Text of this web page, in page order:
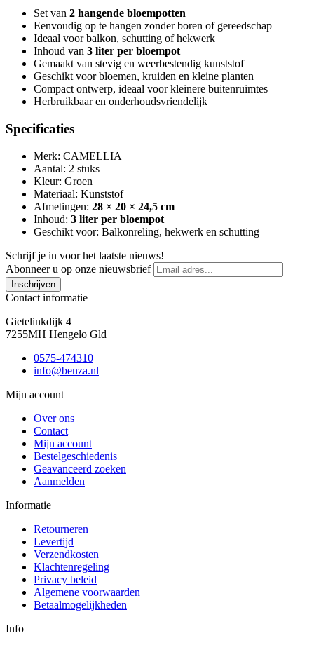
Set van 2 hangende bloempotten
Eenvoudig op te hangen zonder boren of gereedschap
Ideaal voor balkon, schutting of hekwerk
Inhoud van 3 liter per bloempot
Gemaakt van stevig en weerbestendig kunststof
Geschikt voor bloemen, kruiden en kleine planten
Compact ontwerp, ideaal voor kleinere buitenruimtes
Herbruikbaar en onderhoudsvriendelijk
Specificaties
Merk: CAMELLIA
Aantal: 2 stuks
Kleur: Groen
Materiaal: Kunststof
Afmetingen: 28 × 20 × 24,5 cm
Inhoud: 3 liter per bloempot
Geschikt voor: Balkonreling, hekwerk en schutting
Schrijf je in voor het laatste nieuws!
Abonneer u op onze nieuwsbrief
Inschrijven
Contact informatie
Gietelinkdijk 4
7255MH Hengelo Gld
0575-474310
info@benza.nl
Mijn account
Over ons
Contact
Mijn account
Bestelgeschiedenis
Geavanceerd zoeken
Aanmelden
Informatie
Retourneren
Levertijd
Verzendkosten
Klachtenregeling
Privacy beleid
Algemene voorwaarden
Betaalmogelijkheden
Info